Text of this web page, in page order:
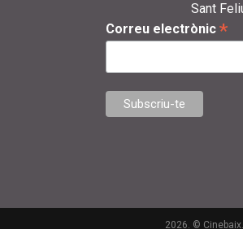
Sant
Correu electrònic *
2026. ©